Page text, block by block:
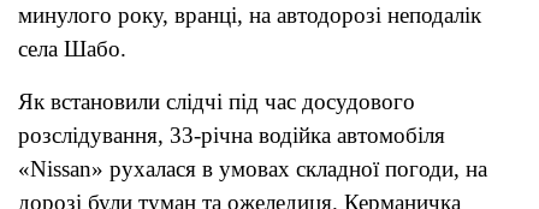
минулого року, вранці, на автодорозі неподалік
села Шабо.
Як встановили слідчі під час досудового
розслідування, 33-річна водійка автомобіля
«Nissan» рухалася в умовах складної погоди, на
дорозі були туман та ожеледиця. Керманичка